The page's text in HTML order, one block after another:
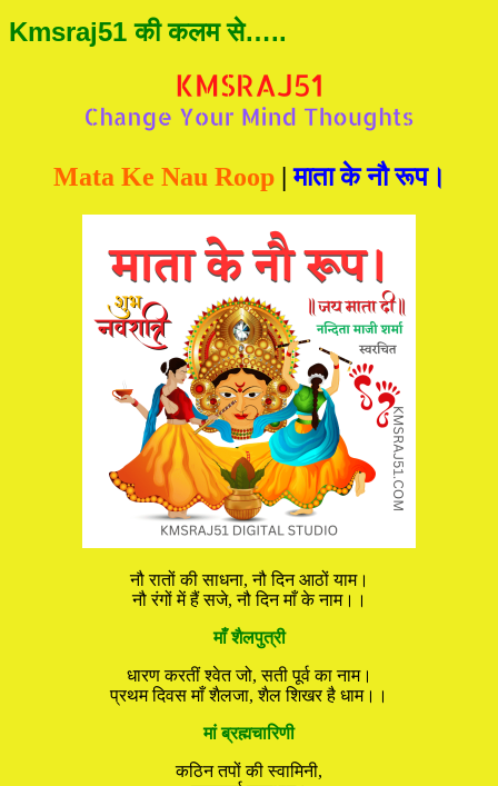
Kmsraj51 की कलम से…..
Mata Ke Nau Roop | माता के नौ रूप।
नौ रातों की साधना, नौ दिन आठों याम।
नौ रंगों में हैं सजे, नौ दिन माँ के नाम।।
माँ शैलपुत्री
धारण करतीं श्वेत जो, सती पूर्व का नाम।
प्रथम दिवस माँ शैलजा, शैल शिखर है धाम।।
मां ब्रह्मचारिणी
कठिन तपों की स्वामिनी,